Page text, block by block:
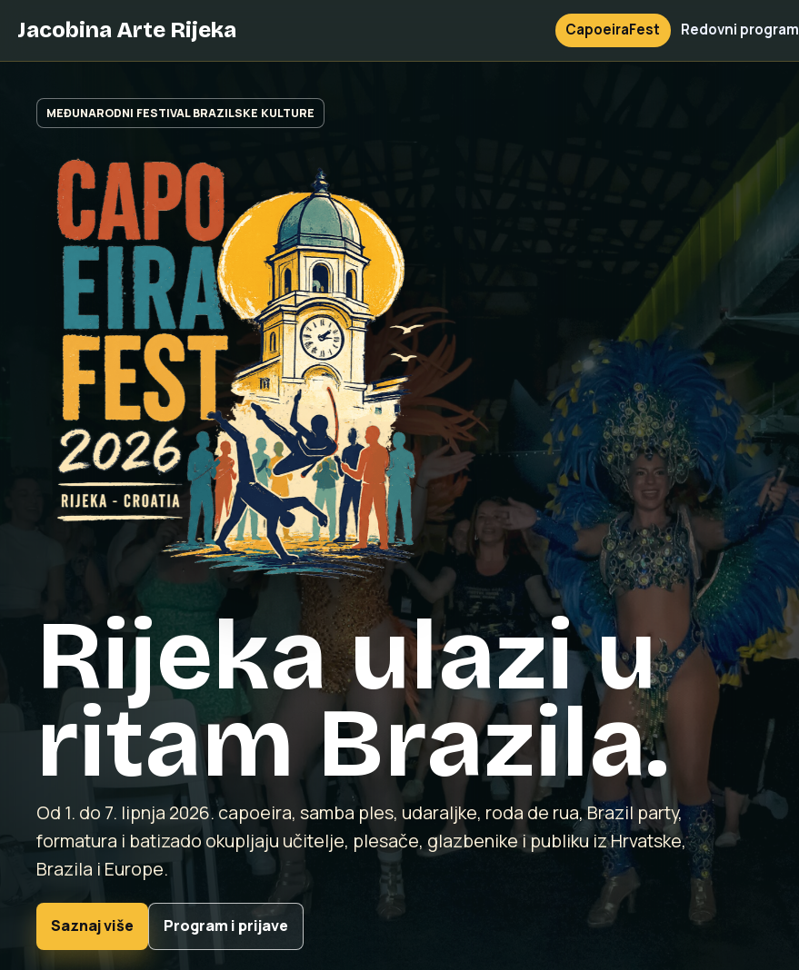
Jacobina Arte Rijeka CapoeiraFest Redovni program
MEĐUNARODNI FESTIVAL BRAZILSKE KULTURE
Rijeka ulazi u
ritam Brazila.
Od 1. do 7. lipnja 2026. capoeira, samba ples, udaraljke, roda de rua, Brazil party,
formatura i batizado okupljaju učitelje, plesače, glazbenike i publiku iz Hrvatske,
Brazila i Europe.
Saznaj više Program i prijave